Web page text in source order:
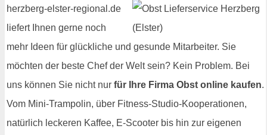
herzberg-elster-regional.de
liefert Ihnen gerne noch
mehr Ideen für glückliche und gesunde Mitarbeiter. Sie
möchten der beste Chef der Welt sein? Kein Problem. Bei
uns können Sie nicht nur für Ihre Firma Obst online kaufen.
Vom Mini-Trampolin, über Fitness-Studio-Kooperationen,
natürlich leckeren Kaffee, E-Scooter bis hin zur eigenen